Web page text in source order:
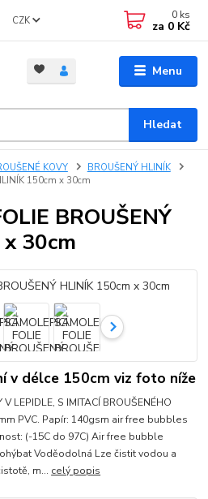
Menu
CZK
Hledat
0 ks
za 0 Kč
KOVY
BROUŠENÝ HLINÍK
150cm x 30cm
BROUŠENÝ
30cm
v délce 150cm viz foto níže
LEPIDLE, S IMITACÍ BROUŠENÉHO
PVC. Papír: 140gsm air free bubbles
(-15C do 97C) Air free bubble
Voděodolná Lze čistit vodou a
m... celý popis